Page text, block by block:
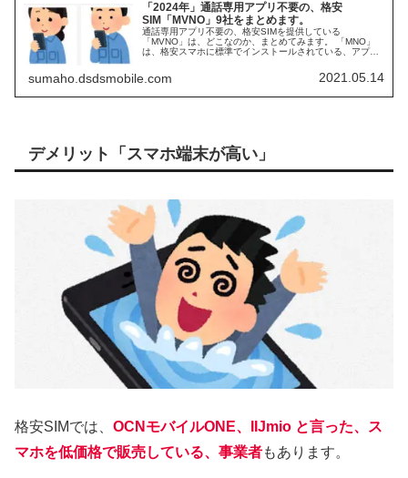
「2024年」通話専用アプリ不要の、格安
SIM「MVNO」9社をまとめます。
通話専用アプリ不要の、格安SIMを提供している
「MVNO」は、どこなのか、まとめてみます。 「MNO」
は、格安スマホに標準でインストールされている、アプリ
したい。分かる範囲で調べてみました。MVNOの、専用ア
プリ不要事業者が、続々と増えています。 2023年4月1日
sumaho.dsdsmobile.com 2021.05.14
デメリット「スマホ端末が高い」
格安SIMでは、 OCNモバイルONE、IIJmio と言った、ス
マホを低価格で販売している、事業者もあります。